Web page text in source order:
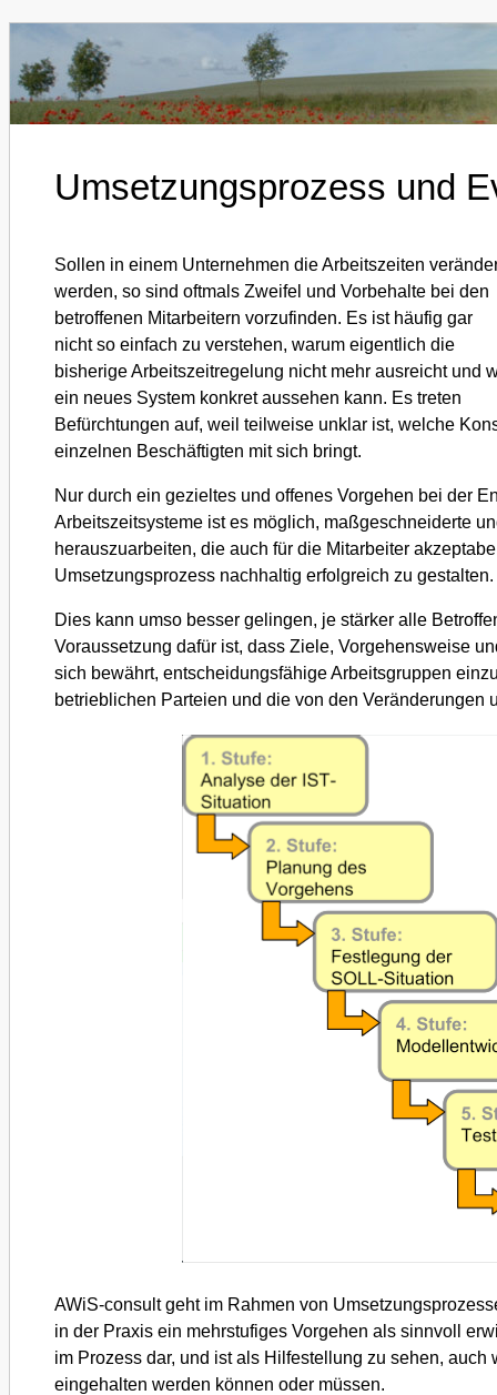
Umsetzungsprozess und
Sollen in einem Unternehmen die Arbeitszeiten
werden, so sind oftmals Zweifel und Vorbehalte bei den
betroffenen Mitarbeitern vorzufinden. Es ist häufig gar
nicht so einfach zu verstehen, warum eigentlich die
bisherige Arbeitszeitregelung nicht mehr ausreicht und
ein neues System konkret aussehen kann. Es treten
Befürchtungen auf, weil teilweise unklar ist, welche
einzelnen Beschäftigten mit sich bringt.
Nur durch ein gezieltes und offenes Vorgehen bei der
Arbeitszeitsysteme ist es möglich, maßgeschneiderte
herauszuarbeiten, die auch für die Mitarbeiter
Umsetzungsprozess nachhaltig erfolgreich zu gestalten.
Dies kann umso besser gelingen, je stärker alle
Voraussetzung dafür ist, dass Ziele, Vorgehensweise
sich bewährt, entscheidungsfähige Arbeitsgruppen
betrieblichen Parteien und die von den Veränderungen
AWiS-consult geht im Rahmen von
in der Praxis ein mehrstufiges Vorgehen als sinnvoll
im Prozess dar, und ist als Hilfestellung zu sehen,
eingehalten werden können oder müssen.